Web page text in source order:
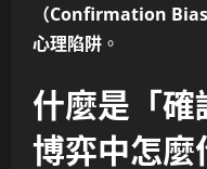
（Confirmation Bias
心理陷阱 。
什麼是「
博弈中怎麼